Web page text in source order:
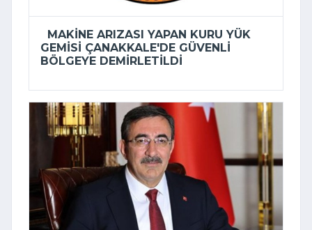
MAKINE ARIZASI YAPAN KURU YÜK
GEMISI ÇANAKKALE'DE GÜVENLI
BÖLGEYE DEMIRLETILDI